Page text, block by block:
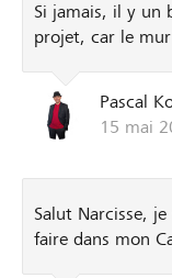
Si jamais, il y un
projet, car le
https://
c42b03e539c4
Pascal
15 mai
Salut Narcisse,
faire dans mon